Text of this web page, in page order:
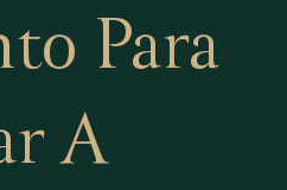
Para
A